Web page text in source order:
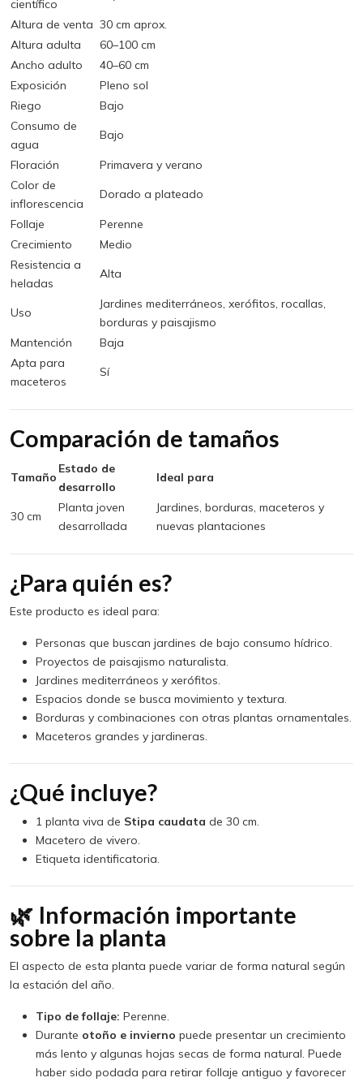
científico
Altura de venta 30 cm aprox.
Altura adulta
60–100 cm
Ancho adulto
40–60 cm
Exposición
Pleno sol
Riego
Bajo
Consumo de
agua
Bajo
Floración
Primavera y verano
Color de
inflorescencia
Dorado a plateado
Follaje
Perenne
Crecimiento
Medio
Resistencia a
heladas
Alta
Uso
Jardines mediterráneos, xerófitos, rocallas,
borduras y paisajismo
Mantención
Baja
Apta para
maceteros
Sí
Comparación de tamaños
Tamaño
Estado de
desarrollo
Ideal para
30 cm
Planta joven
desarrollada
Jardines, borduras, maceteros y
nuevas plantaciones
¿Para quién es?
Este producto es ideal para:
Personas que buscan jardines de bajo consumo hídrico.
Proyectos de paisajismo naturalista.
Jardines mediterráneos y xerófitos.
Espacios donde se busca movimiento y textura.
Borduras y combinaciones con otras plantas ornamentales.
Maceteros grandes y jardineras.
¿Qué incluye?
1 planta viva de Stipa caudata de 30 cm.
Macetero de vivero.
Etiqueta identificatoria.
🌿 Información importante
sobre la planta
El aspecto de esta planta puede variar de forma natural según
la estación del año.
Tipo de follaje: Perenne.
Durante otoño e invierno puede presentar un crecimiento
más lento y algunas hojas secas de forma natural. Puede
haber sido podada para retirar follaje antiguo y favorecer